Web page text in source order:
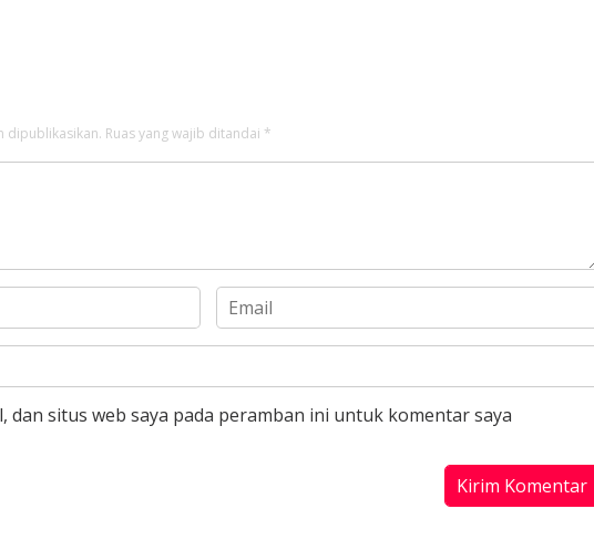
dipublikasikan. Ruas yang wajib ditandai *
dan situs web saya pada peramban ini untuk komentar saya